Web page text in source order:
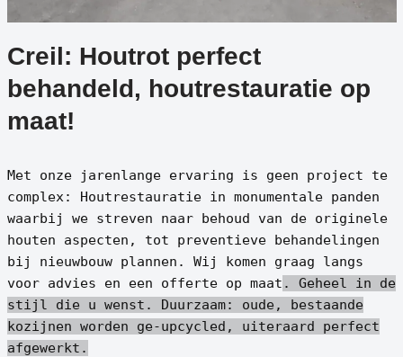
Creil: Houtrot perfect
behandeld, houtrestauratie op
maat!
Met onze jarenlange ervaring is geen project te
complex: Houtrestauratie in monumentale panden
waarbij we streven naar behoud van de originele
houten aspecten, tot preventieve behandelingen
bij nieuwbouw plannen. Wij komen graag langs
voor advies en een offerte op maat . Geheel in de
stijl die u wenst. Duurzaam: oude, bestaande
kozijnen worden ge-upcycled, uiteraard perfect
afgewerkt.